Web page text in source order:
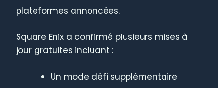
plateformes annoncées.
Square Enix a confirmé plusieurs mises à
jour gratuites incluant :
Un mode défi supplémentaire